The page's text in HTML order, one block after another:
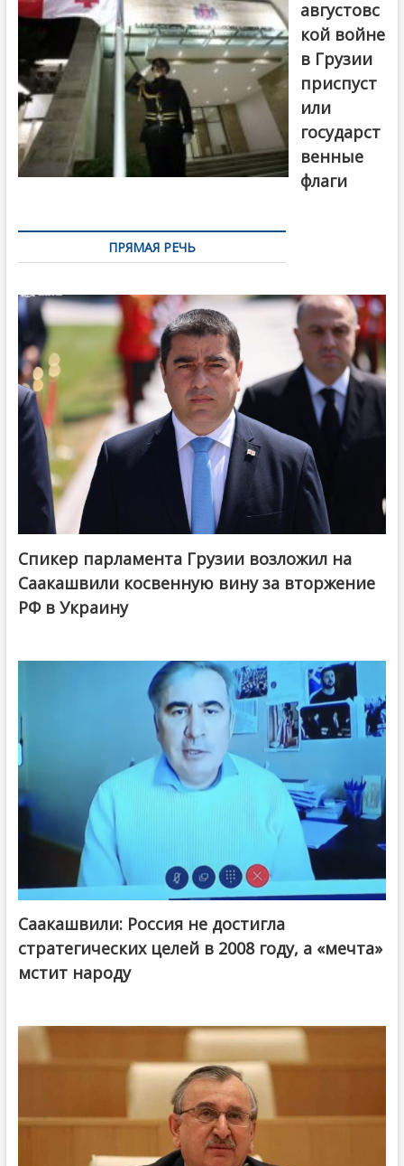
августовс
кой войне
в Грузии
приспуст
или
государст
венные
флаги
ПРЯМАЯ РЕЧЬ
Спикер парламента Грузии возложил на
Саакашвили косвенную вину за вторжение
РФ в Украину
Саакашвили: Россия не достигла
стратегических целей в 2008 году, а «мечта»
мстит народу